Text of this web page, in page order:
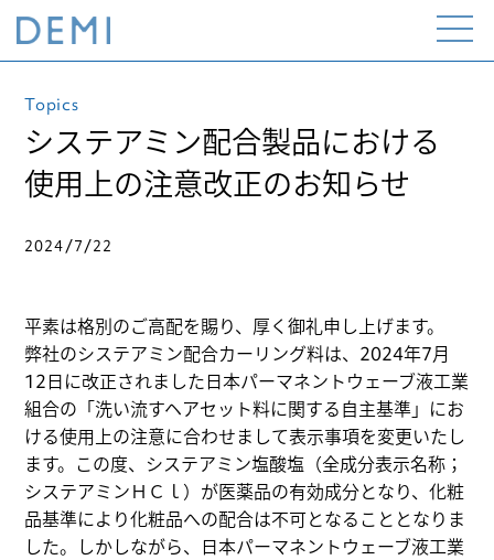
Open
the
Topics
システアミン配合製品における
使用上の注意改正のお知らせ
2024/7/22
平素は格別のご高配を賜り、厚く御礼申し上げます。
弊社のシステアミン配合カーリング料は、2024年7月
12日に改正されました日本パーマネントウェーブ液工業
組合の「洗い流すヘアセット料に関する自主基準」にお
ける使用上の注意に合わせまして表示事項を変更いたし
ます。この度、システアミン塩酸塩（全成分表示名称；
システアミンＨＣｌ）が医薬品の有効成分となり、化粧
品基準により化粧品への配合は不可となることとなりま
した。しかしながら、日本パーマネントウェーブ液工業